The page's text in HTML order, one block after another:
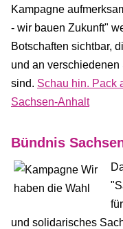
Kampagne
- wir bauen Zukunft"
Botschaften sichtbar,
und an
sind. Schau hin. Pack
Sachsen-Anhalt
Bündnis
und solidarisches